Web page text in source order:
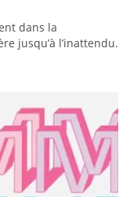
dans la
jusqu’à l’inattendu.